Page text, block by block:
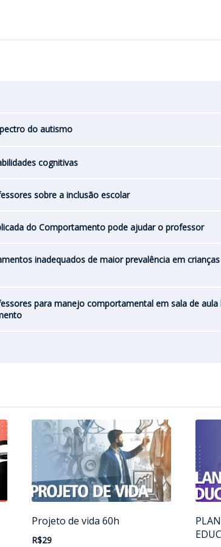
do autismo
cognitivas
sobre a inclusão escolar
do Comportamento pode ajudar o professor
inadequados de maior prevalência em
para manejo comportamental em sala de aula
Projeto de vida 60h
R$29